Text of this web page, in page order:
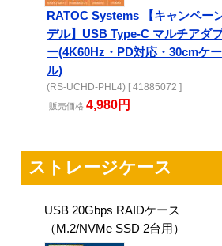
RATOC Systems 【キャンペー
デル】USB Type-C マルチアダ
ー(4K60Hz・PD対応・30cmケ
ル)
(RS-UCHD-PHL4) [ 41885072 ]
販売価格4,980円
ストレージケース
USB 20Gbps RAIDケース
（M.2/NVMe SSD 2台用）